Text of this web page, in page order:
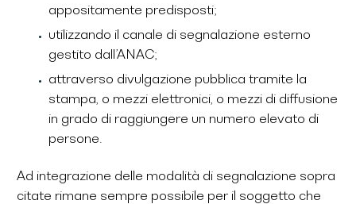
appositamente predisposti;
utilizzando il canale di segnalazione esterno
gestito dall’ANAC;
attraverso divulgazione pubblica tramite la
stampa, o mezzi elettronici, o mezzi di diffusione
in grado di raggiungere un numero elevato di
persone.
Ad integrazione delle modalità di segnalazione sopra
citate rimane sempre possibile per il soggetto che